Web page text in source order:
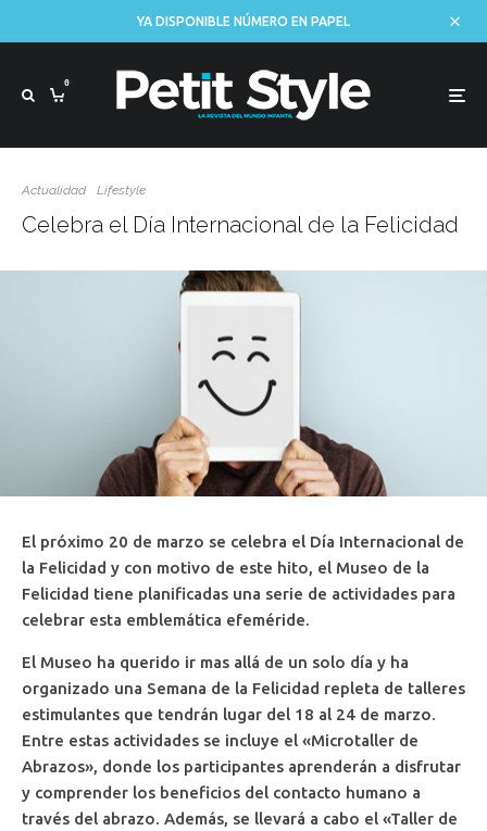
YA DISPONIBLE NÚMERO EN PAPEL
0
Actualidad Lifestyle
Celebra el Día Internacional de la Felicidad
El próximo 20 de marzo se celebra el Día Internacional de
la Felicidad y con motivo de este hito, el Museo de la
Felicidad tiene planificadas una serie de actividades para
celebrar esta emblemática efeméride.
El Museo ha querido ir mas allá de un solo día y ha
organizado una Semana de la Felicidad repleta de talleres
estimulantes que tendrán lugar del 18 al 24 de marzo.
Entre estas actividades se incluye el «Microtaller de
Abrazos», donde los participantes aprenderán a disfrutar
y comprender los beneficios del contacto humano a
través del abrazo. Además, se llevará a cabo el «Taller de